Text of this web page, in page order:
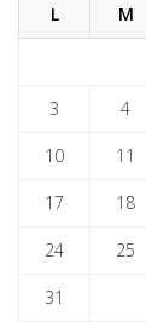
L M
3 4
10 11
17 18
24 25
31